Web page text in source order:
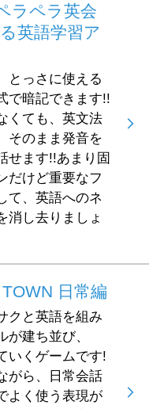
ラペラ英会
英語学習ア
とっさに使える
で暗記できます!!
くても、英文法
そのまま発音を
せます!!あまり固
だけど重要なフ
て、英語へのネ
消し去りましょ
日常編
クと英語を組み
が建ち並び、
いくゲームです!
がら、日常会話
よく使う表現が